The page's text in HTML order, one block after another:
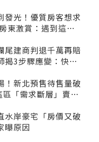
發光！優質房客想求
東激賞：遇到這種
尾建商判退千萬再賠
揭3步驟應變：快通
！新北預售待售量破
「需求斷層」賣壓
水岸豪宅「房價又破
曝原因